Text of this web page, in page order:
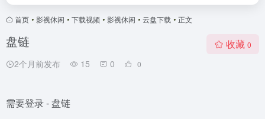
首页 • 影视休闲 • 下载视频 • 影视休闲 • 云盘下载 • 正文
盘链
2个月前发布 15 0 0
收藏 0
需要登录 - 盘链